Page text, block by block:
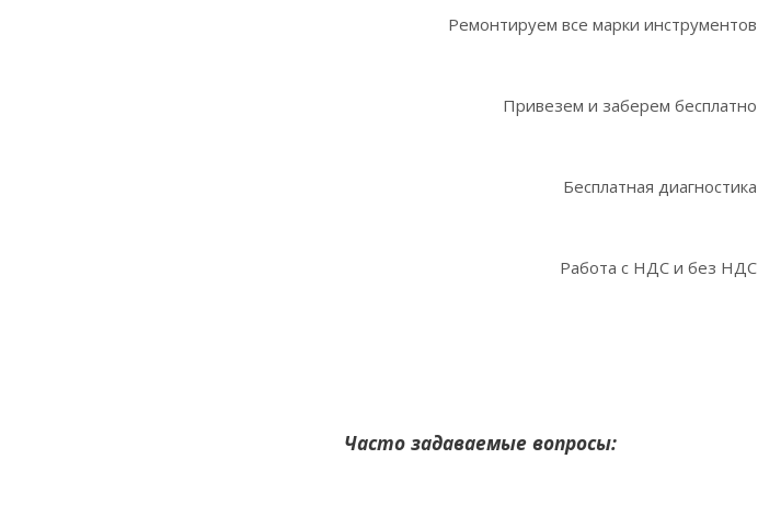
Ремонтируем все марки инструментов
Привезем и заберем бесплатно
Бесплатная диагностика
Работа с НДС и без НДС
Часто задаваемые вопросы: